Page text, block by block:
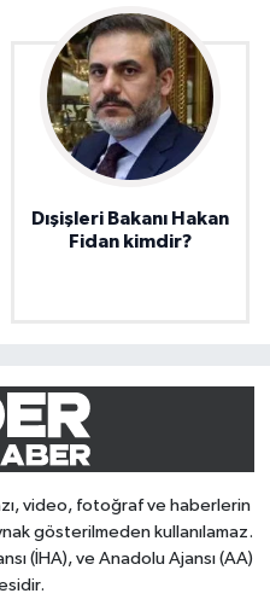
Dışişleri Bakanı Hakan
Fidan kimdir?
video, fotoğraf ve haberlerin
gösterilmeden kullanılamaz.
(İHA), ve Anadolu Ajansı (AA)